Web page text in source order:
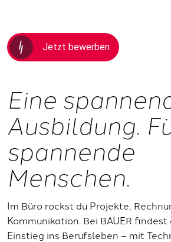
Jetzt bewerben
Eine
Ausbildung.
spannende
Menschen.
Im Büro rockst du Projekte,
Kommunikation. Bei BAUER
Einstieg ins Berufsleben – mit